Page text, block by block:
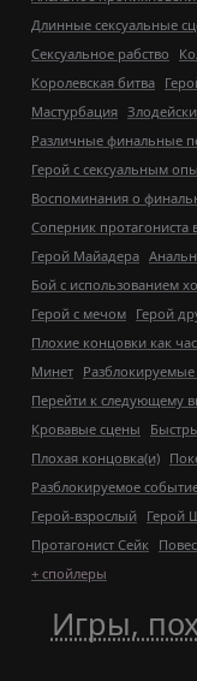
Длинные сексуальные
Сексуальное рабство
Королевская битва
Мастурбация
Различные финальные
Герой с сексуальным
Воспоминания о
Соперник протагониста
Герой Майадера
Бой с использованием
Герой с мечом Герой
Плохие концовки как
Минет
Перейти к следующему
Кровавые сцены
Плохая концовка(и)
Разблокируемое
Герой-взрослый Герой
Протагонист Сейк
+ спойлеры
Игры,